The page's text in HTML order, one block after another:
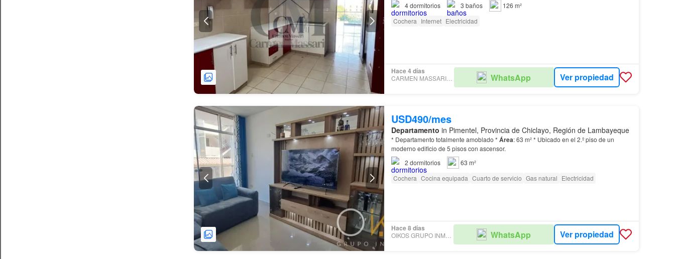
4dormitorios 3 baños
126 m²
Cochera Internet Electricidad
Hace 4 días
CARMEN MASSARI REALTOR WhatsApp Ver propiedad
USD490/mes
Departamento in Pimentel, Provincia de Chiclayo, Región de Lambayeque
* Departamento totalmente amoblado * Área: 63 m² * Ubicado en el 2.º piso de un
moderno edificio de 5 pisos con ascensor.
2 dormitorios
63 m²
Cochera Cocina equipada Cuarto de servicio Gas natural Electricidad
Hace 8 días
WhatsApp Ver propiedad